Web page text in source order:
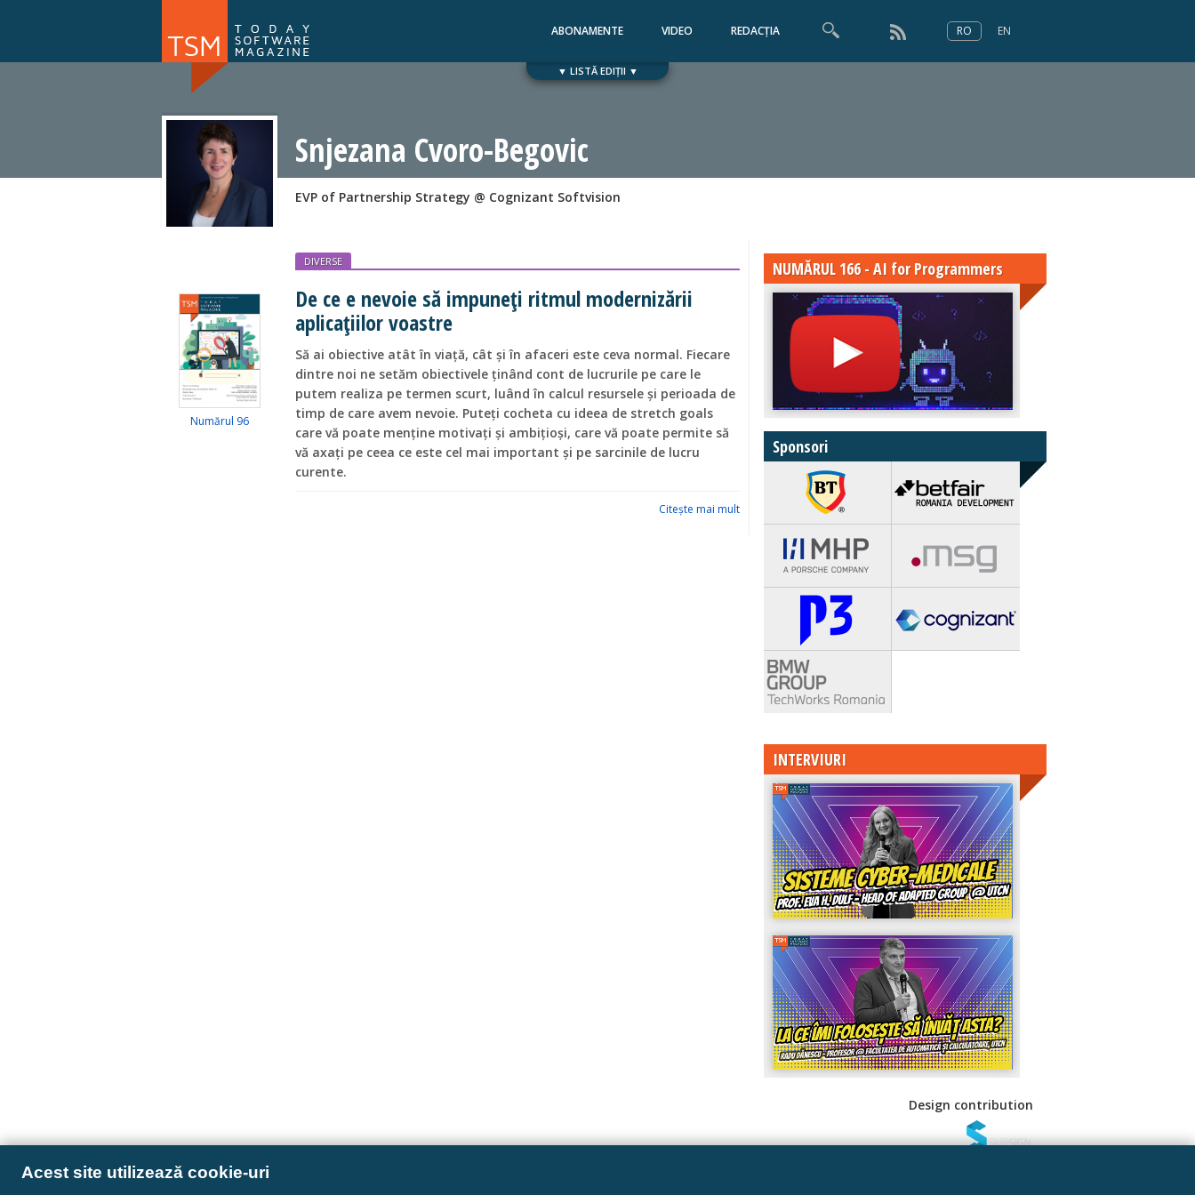
ABONAMENTE VIDEO REDACȚIA RO EN
Acest site utilizează cookie-uri
NOU
▼ LISTĂ EDIȚII ▼
Snjezana Cvoro-Begovic
EVP of Partnership Strategy @ Cognizant Softvision
Numărul 96
DIVERSE
De ce e nevoie să impuneți ritmul modernizării
aplicațiilor voastre
Să ai obiective atât în viață, cât și în afaceri este ceva normal. Fiecare
dintre noi ne setăm obiectivele ținând cont de lucrurile pe care le
putem realiza pe termen scurt, luând în calcul resursele și perioada de
timp de care avem nevoie. Puteți cocheta cu ideea de stretch goals
care vă poate menține motivați și ambițioși, care vă poate permite să
vă axați pe ceea ce este cel mai important și pe sarcinile de lucru
curente.
Citeşte mai mult
NUMĂRUL 166 - AI for Programmers
Sponsori
INTERVIURI
Design contribution